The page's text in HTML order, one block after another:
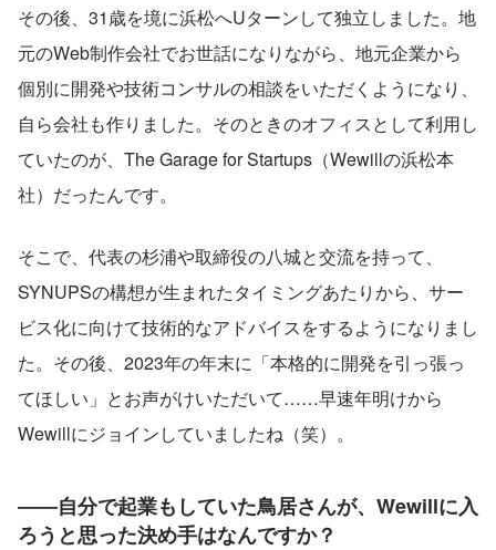
その後、31歳を境に浜松へUターンして独立しました。地
元のWeb制作会社でお世話になりながら、地元企業から
個別に開発や技術コンサルの相談をいただくようになり、
自ら会社も作りました。そのときのオフィスとして利用し
ていたのが、The Garage for Startups（Wewillの浜松本
社）だったんです。
そこで、代表の杉浦や取締役の八城と交流を持って、
SYNUPSの構想が生まれたタイミングあたりから、サー
ビス化に向けて技術的なアドバイスをするようになりまし
た。その後、2023年の年末に「本格的に開発を引っ張っ
てほしい」とお声がけいただいて……早速年明けから
Wewillにジョインしていましたね（笑）。
――自分で起業もしていた鳥居さんが、Wewillに入
ろうと思った決め手はなんですか？